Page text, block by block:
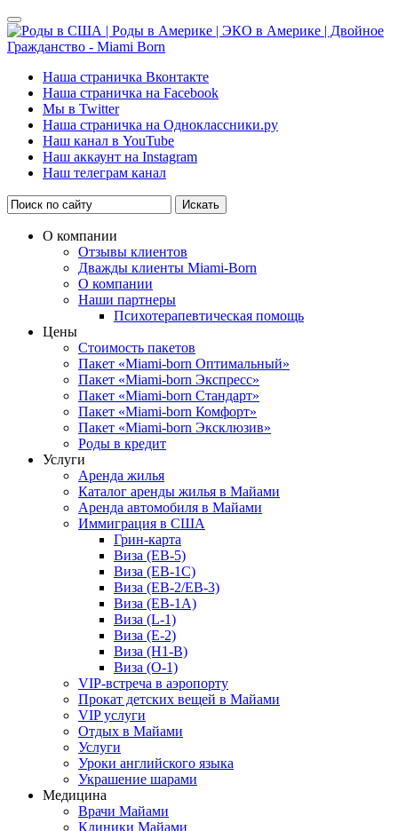
Наша страничка Вконтакте
Наша страничка на Facebook
Мы в Twitter
Наша страничка на Одноклассники.ру
Наш канал в YouTube
Наш аккаунт на Instagram
Наш телеграм канал
Искать
О компании
Отзывы клиентов
Дважды клиенты Miami-Born
О компании
Наши партнеры
Психотерапевтическая помощь
Цены
Стоимость пакетов
Пакет «Miami-born Оптимальный»
Пакет «Miami-born Экспресс»
Пакет «Miami-born Стандарт»
Пакет «Miami-born Комфорт»
Пакет «Miami-born Эксклюзив»
Роды в кредит
Услуги
Аренда жилья
Каталог аренды жилья в Майами
Аренда автомобиля в Майами
Иммиграция в США
Грин-карта
Виза (EB-5)
Виза (EB-1C)
Виза (EB-2/EB-3)
Виза (EB-1A)
Виза (L-1)
Виза (E-2)
Виза (H1-B)
Виза (O-1)
VIP-встреча в аэропорту
Прокат детских вещей в Майами
VIP услуги
Отдых в Майами
Услуги
Уроки английского языка
Украшение шарами
Медицина
Врачи Майами
Клиники Майами